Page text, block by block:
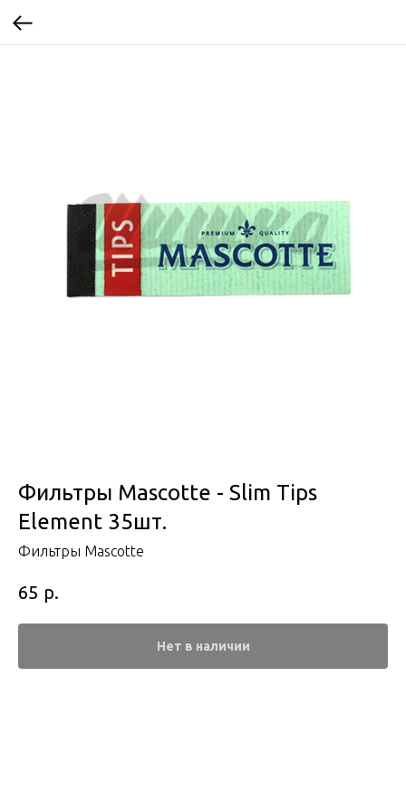
Фильтры Mascotte - Slim Tips
Element 35шт.
Фильтры Mascotte
65 р.
Нет в наличии